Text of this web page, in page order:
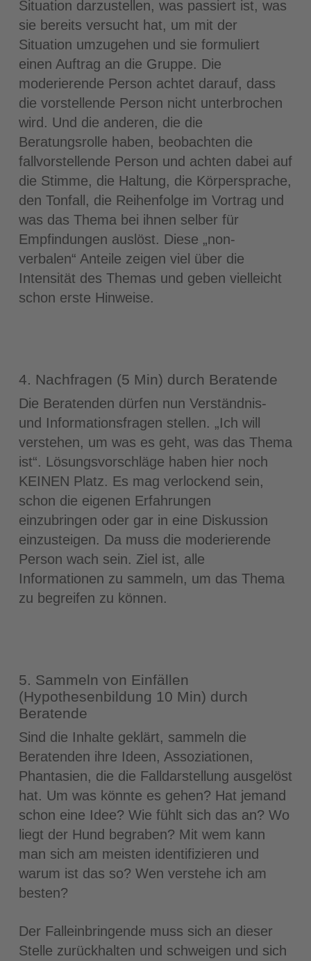
Situation darzustellen, was passiert ist, was
sie bereits versucht hat, um mit der
Situation umzugehen und sie formuliert
einen Auftrag an die Gruppe. Die
moderierende Person achtet darauf, dass
die vorstellende Person nicht unterbrochen
wird. Und die anderen, die die
Beratungsrolle haben, beobachten die
fallvorstellende Person und achten dabei auf
die Stimme, die Haltung, die Körpersprache,
den Tonfall, die Reihenfolge im Vortrag und
was das Thema bei ihnen selber für
Empfindungen auslöst. Diese „non-
verbalen“ Anteile zeigen viel über die
Intensität des Themas und geben vielleicht
schon erste Hinweise.
4. Nachfragen (5 Min) durch Beratende
Die Beratenden dürfen nun Verständnis-
und Informationsfragen stellen. „Ich will
verstehen, um was es geht, was das Thema
ist“. Lösungsvorschläge haben hier noch
KEINEN Platz. Es mag verlockend sein,
schon die eigenen Erfahrungen
einzubringen oder gar in eine Diskussion
einzusteigen. Da muss die moderierende
Person wach sein. Ziel ist, alle
Informationen zu sammeln, um das Thema
zu begreifen zu können.
5. Sammeln von Einfällen
(Hypothesenbildung 10 Min) durch
Beratende
Sind die Inhalte geklärt, sammeln die
Beratenden ihre Ideen, Assoziationen,
Phantasien, die die Falldarstellung ausgelöst
hat. Um was könnte es gehen? Hat jemand
schon eine Idee? Wie fühlt sich das an? Wo
liegt der Hund begraben? Mit wem kann
man sich am meisten identifizieren und
warum ist das so? Wen verstehe ich am
besten?
Der Falleinbringende muss sich an dieser
Stelle zurückhalten und schweigen und sich